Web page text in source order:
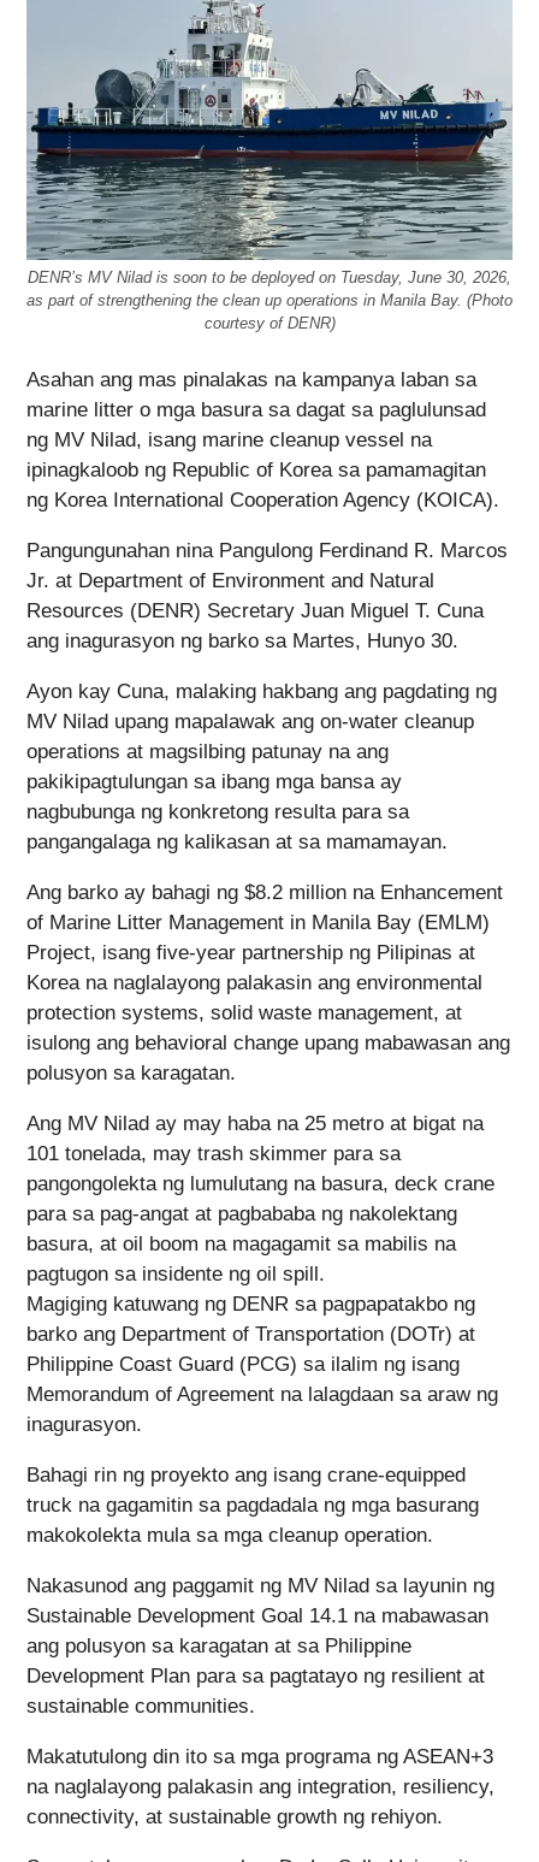
DENR’s MV Nilad is soon to be deployed on Tuesday, June 30, 2026,
as part of strengthening the clean up operations in Manila Bay. (Photo
courtesy of DENR)
Asahan ang mas pinalakas na kampanya laban sa
marine litter o mga basura sa dagat sa paglulunsad
ng MV Nilad, isang marine cleanup vessel na
ipinagkaloob ng Republic of Korea sa pamamagitan
ng Korea International Cooperation Agency (KOICA).
Pangungunahan nina Pangulong Ferdinand R. Marcos
Jr. at Department of Environment and Natural
Resources (DENR) Secretary Juan Miguel T. Cuna
ang inagurasyon ng barko sa Martes, Hunyo 30.
Ayon kay Cuna, malaking hakbang ang pagdating ng
MV Nilad upang mapalawak ang on-water cleanup
operations at magsilbing patunay na ang
pakikipagtulungan sa ibang mga bansa ay
nagbubunga ng konkretong resulta para sa
pangangalaga ng kalikasan at sa mamamayan.
Ang barko ay bahagi ng $8.2 million na Enhancement
of Marine Litter Management in Manila Bay (EMLM)
Project, isang five-year partnership ng Pilipinas at
Korea na naglalayong palakasin ang environmental
protection systems, solid waste management, at
isulong ang behavioral change upang mabawasan ang
polusyon sa karagatan.
Ang MV Nilad ay may haba na 25 metro at bigat na
101 tonelada, may trash skimmer para sa
pangongolekta ng lumulutang na basura, deck crane
para sa pag-angat at pagbababa ng nakolektang
basura, at oil boom na magagamit sa mabilis na
pagtugon sa insidente ng oil spill.
Magiging katuwang ng DENR sa pagpapatakbo ng
barko ang Department of Transportation (DOTr) at
Philippine Coast Guard (PCG) sa ilalim ng isang
Memorandum of Agreement na lalagdaan sa araw ng
inagurasyon.
Bahagi rin ng proyekto ang isang crane-equipped
truck na gagamitin sa pagdadala ng mga basurang
makokolekta mula sa mga cleanup operation.
Nakasunod ang paggamit ng MV Nilad sa layunin ng
Sustainable Development Goal 14.1 na mabawasan
ang polusyon sa karagatan at sa Philippine
Development Plan para sa pagtatayo ng resilient at
sustainable communities.
Makatutulong din ito sa mga programa ng ASEAN+3
na naglalayong palakasin ang integration, resiliency,
connectivity, at sustainable growth ng rehiyon.